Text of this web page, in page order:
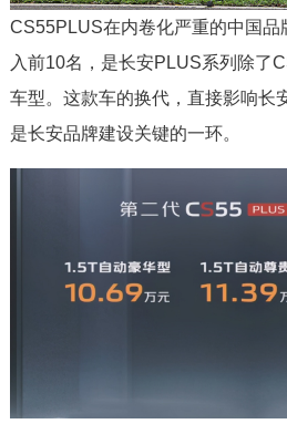
CS55PLUS在内卷化严重的中国
入前10名，是长安PLUS系列除了
车型。这款车的换代，直接影响长
是长安品牌建设关键的一环。